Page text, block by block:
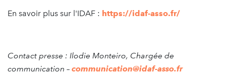
En savoir plus sur l'IDAF : https://idaf-asso.fr/
Contact presse : Ilodie Monteiro, Chargée de
communication – communication@idaf-asso.fr